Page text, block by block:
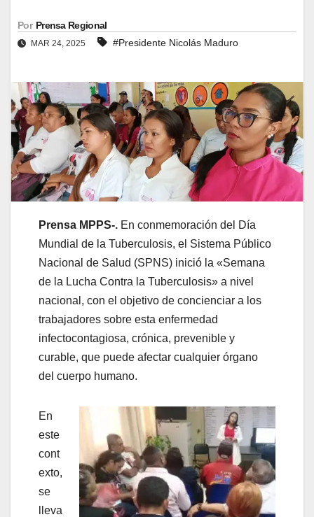
Por Prensa Regional
MAR 24, 2025 #Presidente Nicolás Maduro
Prensa MPPS-. En conmemoración del Día
Mundial de la Tuberculosis, el Sistema Público
Nacional de Salud (SPNS) inició la «Semana
de la Lucha Contra la Tuberculosis» a nivel
nacional, con el objetivo de concienciar a los
trabajadores sobre esta enfermedad
infectocontagiosa, crónica, prevenible y
curable, que puede afectar cualquier órgano
del cuerpo humano.
En
este
cont
exto,
se
lleva